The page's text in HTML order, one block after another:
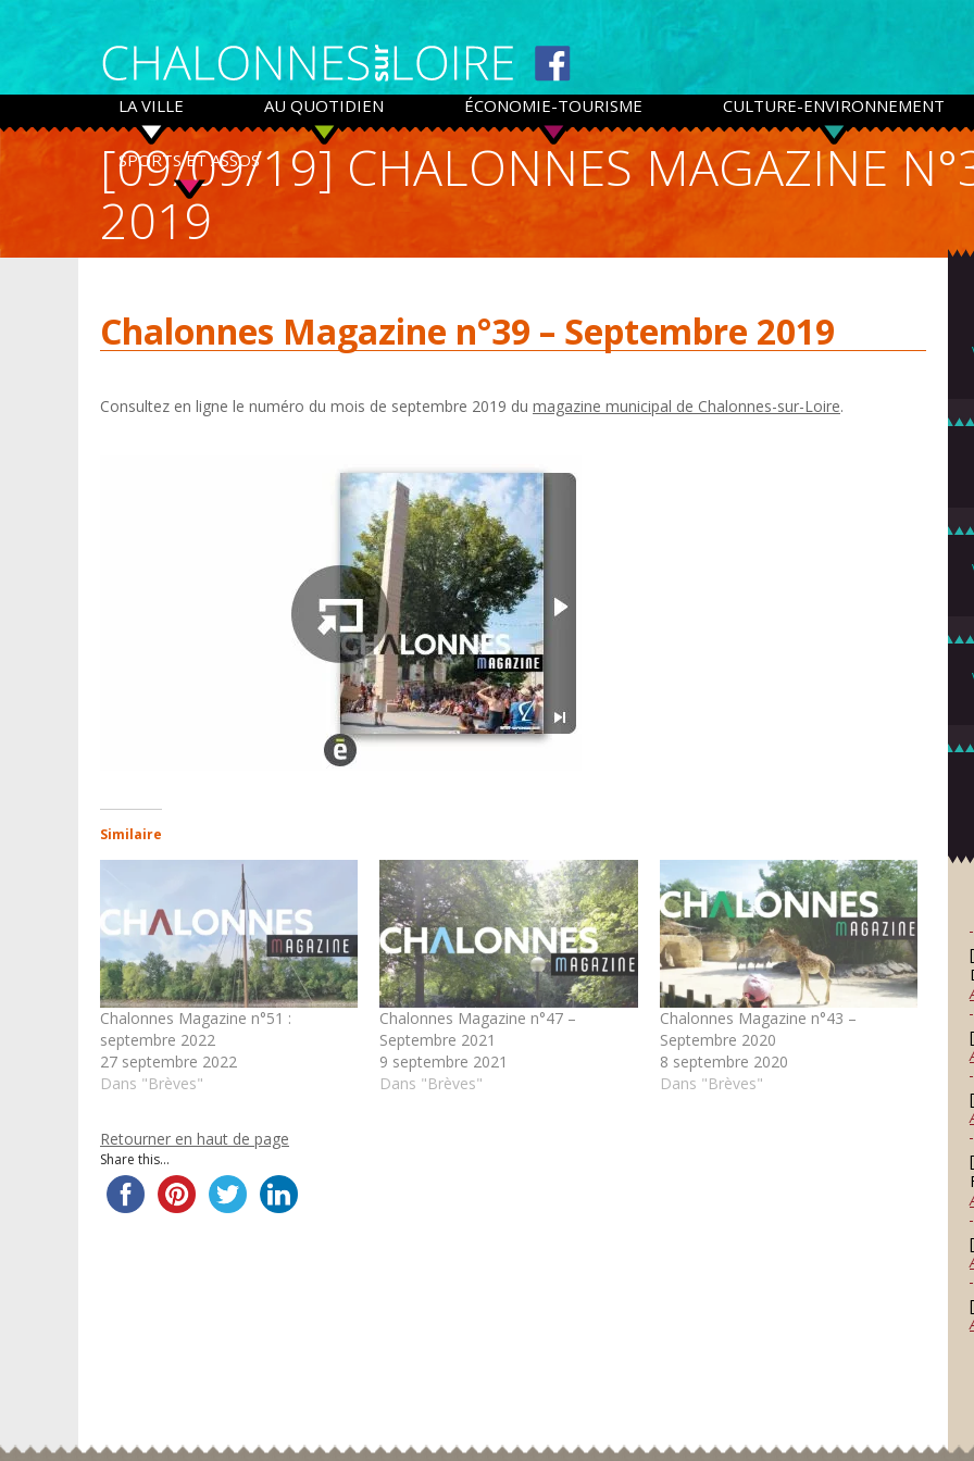
Panneau de gestion des cookies
LA VILLE AU QUOTIDIEN ÉCONOMIE-TOURISME CULTURE-ENVIRONNEMENT
SPORTS ET ASSOS
[09/09/19] CHALONNES MAGAZINE
2019
Chalonnes Magazine n°39 – Septembre 2019
Consultez en ligne le numéro du mois de septembre 2019 du magazine municipal de Chalonnes-sur-Loire.
Similaire
Chalonnes Magazine n°51 :
septembre 2022
27 septembre 2022
Dans "Brèves"
Chalonnes Magazine n°47 –
Septembre 2021
9 septembre 2021
Dans "Brèves"
Chalonnes Magazine n°43 –
Septembre 2020
8 septembre 2020
Dans "Brèves"
Retourner en haut de page
Share this...